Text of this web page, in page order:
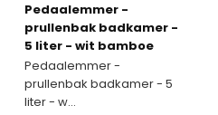
Pedaalemmer -
prullenbak badkamer -
5 liter - wit bamboe
Pedaalemmer -
prullenbak badkamer - 5
liter - w...